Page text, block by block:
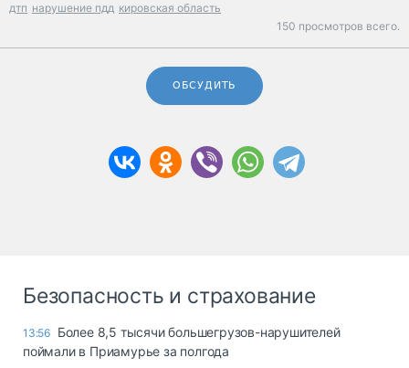
дтп нарушение пдд кировская область
150 просмотров всего.
ОБСУДИТЬ
Безопасность и страхование
13:56 Более 8,5 тысячи большегрузов-нарушителей
поймали в Приамурье за полгода